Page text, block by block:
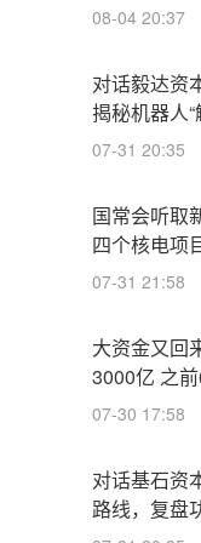
08-04 20:37
对话毅达资
揭秘机器人
07-31 20:35
国常会听取
四个核电项
07-31 21:58
大资金又回
3000亿 之
07-30 17:58
对话基石资
路线，复盘